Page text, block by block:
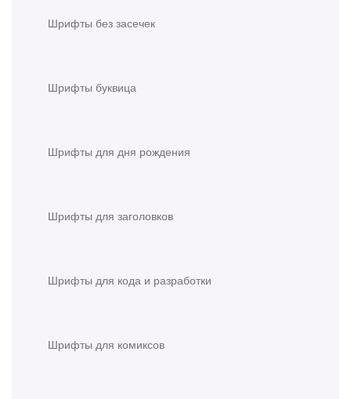
Шрифты без засечек
Шрифты буквица
Шрифты для дня рождения
Шрифты для заголовков
Шрифты для кода и разработки
Шрифты для комиксов